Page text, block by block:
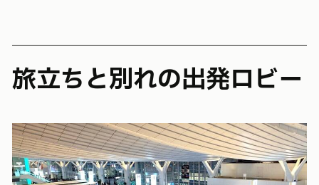
旅立ちと別れの出発ロビー